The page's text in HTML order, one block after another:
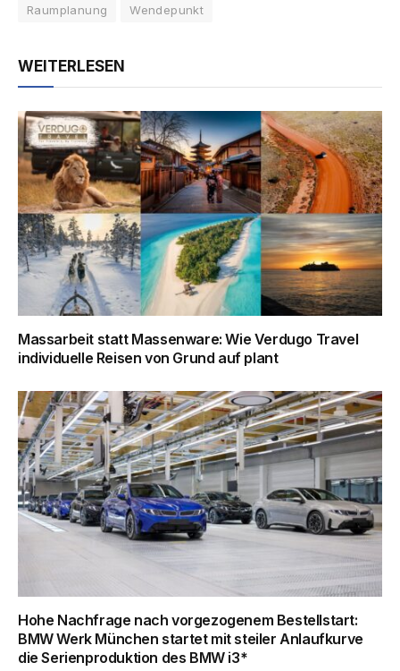
Raumplanung
Wendepunkt
WEITERLESEN
Massarbeit statt Massenware: Wie Verdugo Travel
individuelle Reisen von Grund auf plant
Hohe Nachfrage nach vorgezogenem Bestellstart:
BMW Werk München startet mit steiler Anlaufkurve
die Serienproduktion des BMW i3*